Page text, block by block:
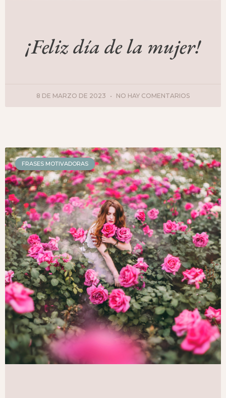
¡Feliz día de la mujer!
8 DE MARZO DE 2023 NO HAY COMENTARIOS
FRASES MOTIVADORAS